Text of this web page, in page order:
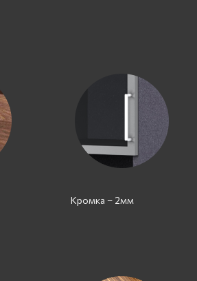
Кромка – 2мм